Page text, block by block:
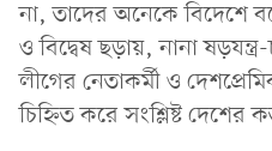
না, তাদের অনেকে বিদেশে
ও বিদ্বেষ ছড়ায়, নানা
লীগের নেতাকর্মী ও
চিহ্নিত করে সংশ্লিষ্ট দেশের